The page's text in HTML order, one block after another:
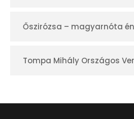
Őszirózsa – magyarnóta
Tompa Mihály Országos